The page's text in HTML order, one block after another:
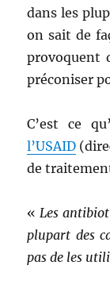
dans les
on sait de
provoquent
préconiser
C’est ce
l’USAID
de
«Les
plupart des
pas de les